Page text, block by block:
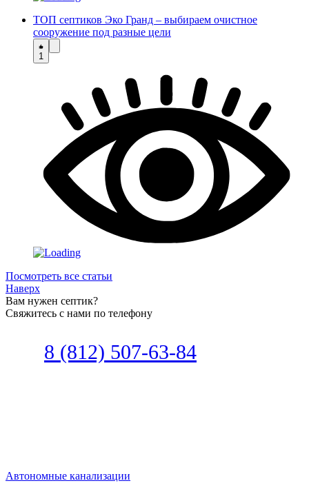
ТОП септиков Эко Гранд – выбираем очистное
сооружение под разные цели
1
Посмотреть все статьи
Наверх
Вам нужен септик?
Свяжитесь с нами по телефону
8 (812) 507-63-84
Автономные канализации